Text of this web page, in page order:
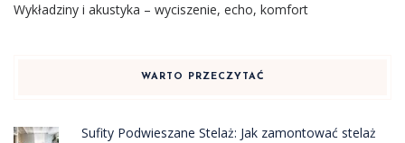
Wykładziny i akustyka – wyciszenie, echo, komfort
WARTO PRZECZYTAĆ
Sufity Podwieszane Stelaż: Jak zamontować stelaż